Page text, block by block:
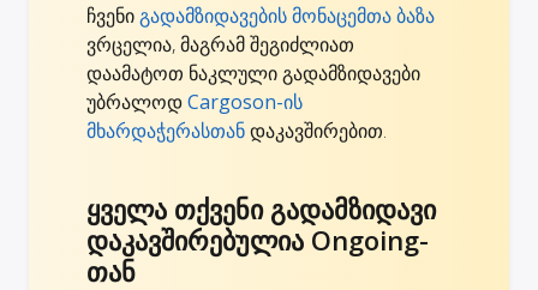
ჩვენიგადამზიდავების მონაცემთა ბაზა
ვრცელია, მაგრამ შეგიძლიათ
დაამატოთ ნაკლული გადამზიდავები
უბრალოდCargoson-ის
მხარდაჭერასთანდაკავშირებით.
ყველა თქვენი გადამზიდავი
დაკავშირებულია Ongoing-
თან